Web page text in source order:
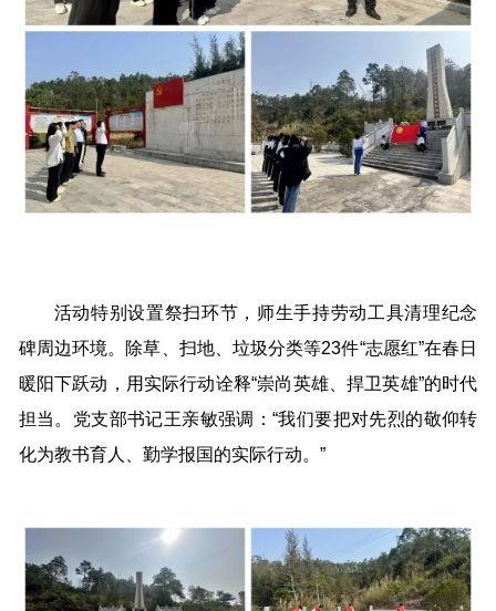
活动特别设置祭扫环节，师生手持劳动工具清理纪念
碑周边环境。除草、扫地、垃圾分类等23件“志愿红”在春日
暖阳下跃动，用实际行动诠释“崇尚英雄、捍卫英雄”的时代
担当。党支部书记王亲敏强调：“我们要把对先烈的敬仰转
化为教书育人、勤学报国的实际行动。”